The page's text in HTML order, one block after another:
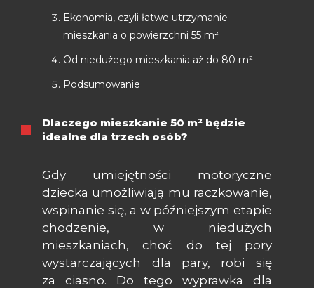
Ekonomia, czyli łatwe utrzymanie
mieszkania o powierzchni 55 m²
Od niedużego mieszkania aż do 80 m²
Podsumowanie
Dlaczego mieszkanie 50 m² będzie
idealne dla trzech osób?
Gdy umiejętności motoryczne
dziecka umożliwiają mu raczkowanie,
wspinanie się, a w późniejszym etapie
chodzenie, w niedużych
mieszkaniach, choć do tej pory
wystarczających dla pary, robi się
za ciasno. Do tego wyprawka dla